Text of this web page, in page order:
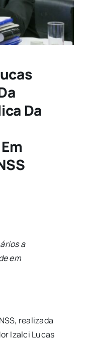
Da
a
em
realizada
Izalci Lucas